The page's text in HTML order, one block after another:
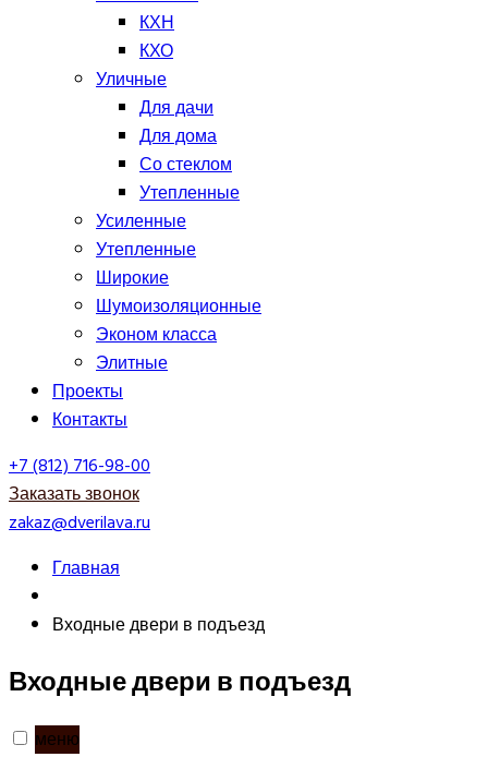
КХН
КХО
Уличные
Для дачи
Для дома
Со стеклом
Утепленные
Усиленные
Утепленные
Широкие
Шумоизоляционные
Эконом класса
Элитные
Проекты
Контакты
+7 (812) 716-98-00
Заказать звонок
zakaz@dverilava.ru
Главная
Входные двери в подъезд
Входные двери в подъезд
меню